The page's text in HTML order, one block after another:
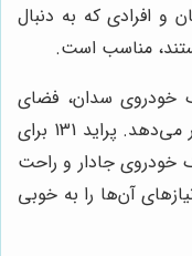
و افرادی که به دنبال
مناسب است.
خودروی سدان، فضای
بیشتری را در اختیار سرنشینان قرار می‌دهد. پراید 131 برای
خودروی جادار و راحت
آن‌ها را به خوبی